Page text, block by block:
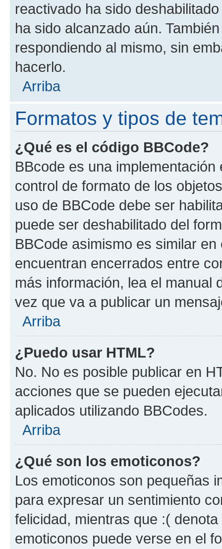
reactivado ha sido
ha sido alcanzado aún.
respondiendo al mismo, sin
hacerlo.
Arriba
Formatos y tipos de
¿Qué es el código BBCode?
BBcode es una
control de formato de los
uso de BBCode debe ser
puede ser deshabilitado del
BBCode asimismo es similar
encuentran encerrados entre
más información, lea el manual
vez que va a publicar un
Arriba
¿Puedo usar HTML?
No. No es posible publicar en
acciones que se pueden
aplicados utilizando BBCodes.
Arriba
¿Qué son los emoticonos?
Los emoticonos son pequeñas
para expresar un sentimiento
felicidad, mientras que :(
emoticonos puede verse en el